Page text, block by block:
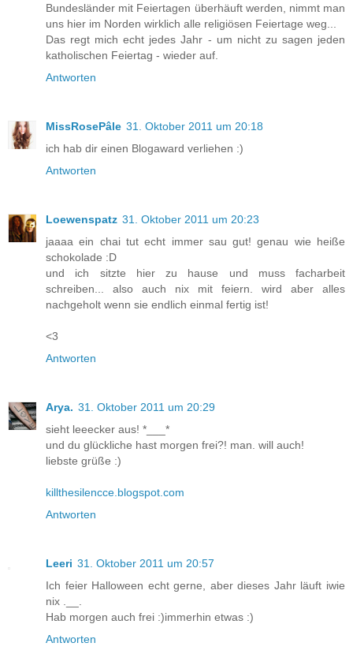
Bundesländer mit Feiertagen überhäuft werden, nimmt man
uns hier im Norden wirklich alle religiösen Feiertage weg...
Das regt mich echt jedes Jahr - um nicht zu sagen jeden
katholischen Feiertag - wieder auf.
Antworten
MissRosePâle 31. Oktober 2011 um 20:18
ich hab dir einen Blogaward verliehen :)
Antworten
Loewenspatz 31. Oktober 2011 um 20:23
jaaaa ein chai tut echt immer sau gut! genau wie heiße
schokolade :D
und ich sitzte hier zu hause und muss facharbeit
schreiben... also auch nix mit feiern. wird aber alles
nachgeholt wenn sie endlich einmal fertig ist!
<3
Antworten
Arya. 31. Oktober 2011 um 20:29
sieht leeecker aus! *___*
und du glückliche hast morgen frei?! man. will auch!
liebste grüße :)
killthesilencce.blogspot.com
Antworten
Leeri 31. Oktober 2011 um 20:57
Ich feier Halloween echt gerne, aber dieses Jahr läuft iwie
nix .__.
Hab morgen auch frei :)immerhin etwas :)
Antworten